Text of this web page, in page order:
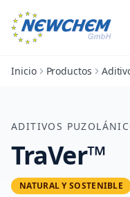
Inicio Productos
ADITIVOS
TraVer™
NATURAL Y SOSTENIBLE